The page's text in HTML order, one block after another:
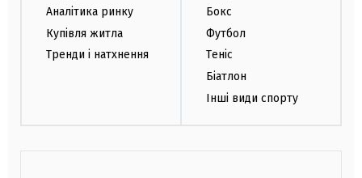
Аналітика ринку
Купівля житла
Тренди і натхнення
Бокс
Футбол
Теніс
Біатлон
Інші види спорту